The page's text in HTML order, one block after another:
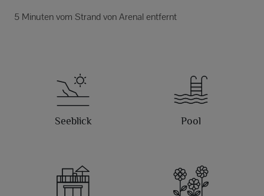
5 Minuten vom Strand von Arenal entfernt
Seeblick Pool